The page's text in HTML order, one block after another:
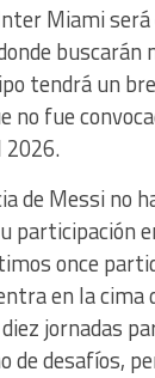
Miami
tendrá un
no fue
2026.
de Messi no
participación
once
en la cima
jornadas
de desafíos,